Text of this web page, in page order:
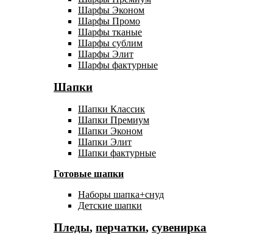
Шарфы Эконом
Шарфы Промо
Шарфы тканые
Шарфы сублим
Шарфы Элит
Шарфы фактурные
Шапки
Шапки Классик
Шапки Премиум
Шапки Эконом
Шапки Элит
Шапки фактурные
Готовые шапки
Наборы шапка+снуд
Детские шапки
Пледы, перчатки, сувенирка